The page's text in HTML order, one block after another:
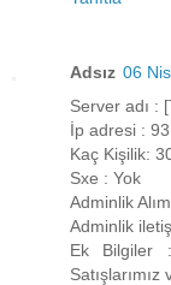
Adsız 06
Server adı :
İp adresi :
Kaç Kişilik:
Sxe : Yok
Adminlik
Adminlik
Ek Bilgiler :